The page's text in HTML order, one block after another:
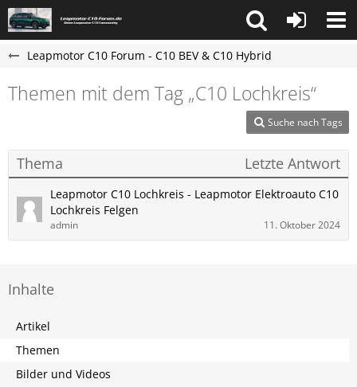
Leapmotor C10 Forum - C10 BEV & C10 Hybrid
Themen mit dem Tag „C10 Lochkreis“
Suche nach Tags
Thema Letzte Antwort
Leapmotor C10 Lochkreis - Leapmotor Elektroauto C10
Lochkreis Felgen
admin 11. Oktober 2024
Inhalte
Artikel
Themen
Bilder und Videos